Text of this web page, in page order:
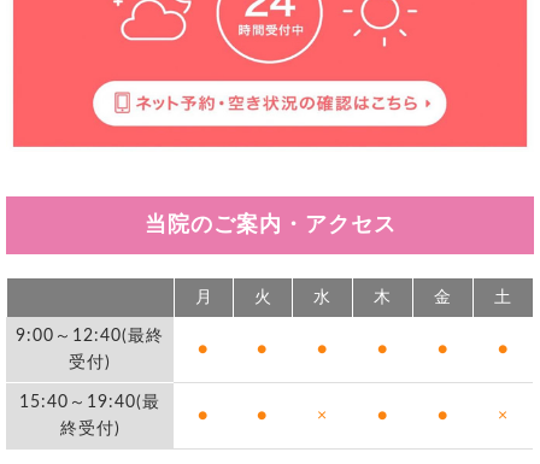
当院のご案内・アクセス
月 火 水 木 金 土
9:00～12:40(最終
受付)
● ● ● ● ● ●
15:40～19:40(最
終受付)
● ● × ● ● ×